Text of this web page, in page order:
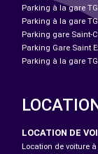
Parking à la gare
Parking à la gare
Parking gare Saint-
Parking Gare Saint
Parking à la gare
LOCATION DE
Location de voiture à